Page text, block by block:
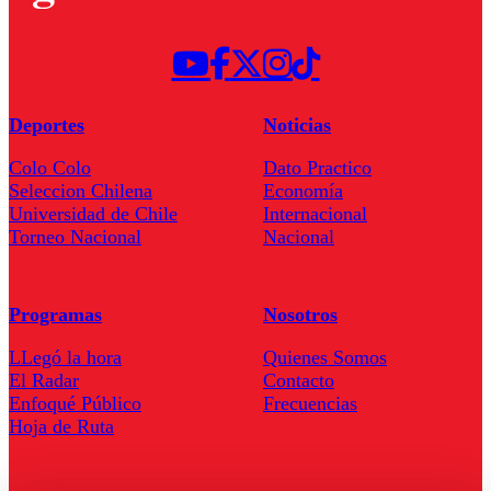
Deportes
Colo Colo
Seleccion Chilena
Universidad de Chile
Torneo Nacional
Noticias
Dato Practico
Economía
Internacional
Nacional
Programas
LLegó la hora
El Radar
Enfoqué Público
Hoja de Ruta
Nosotros
Quienes Somos
Contacto
Frecuencias